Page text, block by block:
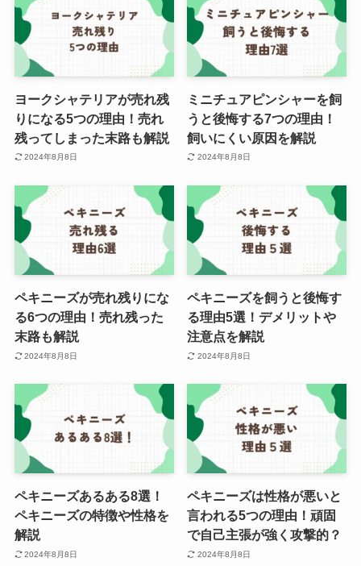
ヨークシャテリアが売れ残
りになる5つの理由！売れ
残ってしまった末路も解説
2024年8月8日
ミニチュアピンシャーを飼
うと後悔する7つの理由！
飼いにくい原因を解説
2024年8月8日
ペキニーズが売れ残りにな
る6つの理由！売れ残った
末路も解説
2024年8月8日
ペキニーズを飼うと後悔す
る理由5選！デメリットや
注意点を解説
2024年8月8日
ペキニーズあるある8選！
ペキニーズの特徴や性格を
解説
2024年8月8日
ペキニーズは性格が悪いと
言われる5つの理由！頑固
で自己主張が強く攻撃的？
2024年8月8日